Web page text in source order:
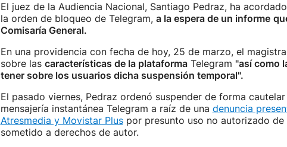
El juez de la Audiencia Nacional, Santiago Pedraz, ha
la orden de bloqueo de Telegram, a la espera de un informe
Comisaría General.
En una providencia con fecha de hoy, 25 de marzo, el
sobre las características de la plataformaTelegram "así como
tener sobre los usuarios dicha suspensión temporal".
El pasado viernes, Pedraz ordenó suspender de forma
mensajería instantánea Telegram a raíz de una denuncia
Atresmedia y Movistar Pluspor presunto uso no autorizado de
sometido a derechos de autor.